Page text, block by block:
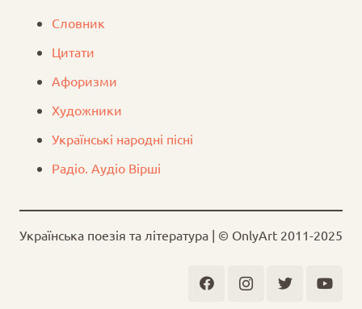
Словник
Цитати
Афоризми
Художники
Українські народні пісні
Радіо. Аудіо Вірші
Українська поезія та література | © OnlyArt 2011-2025